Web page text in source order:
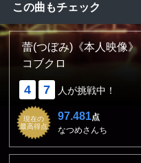
この曲もチェック
蕾(つぼみ)《本人映像》
コブクロ
4 7 人が挑戦中！
現在の
最高得点
97.481点
なつめさんち